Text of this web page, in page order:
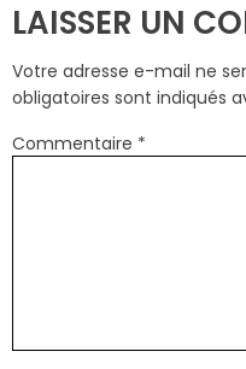
LAISSER UN
Votre adresse e-mail ne
obligatoires sont indiqués
Commentaire *